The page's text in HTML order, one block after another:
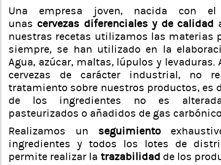
Una empresa joven, nacida con
unas cervezas diferenciales y de calidad
nuestras recetas utilizamos las materias
siempre, se han utilizado en la
Agua, azúcar, maltas, lúpulos y levaduras.
cervezas de carácter industrial, no
tratamiento sobre nuestros productos, es
de los ingredientes no es
pasteurizados o añadidos de gas
Realizamos un seguimiento
ingredientes y todos los lotes de
permite realizar la trazabilidad de los